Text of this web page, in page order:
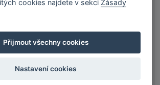
cookies najdete v sekci Zásady
Přijmout všechny cookies
Nastavení cookies